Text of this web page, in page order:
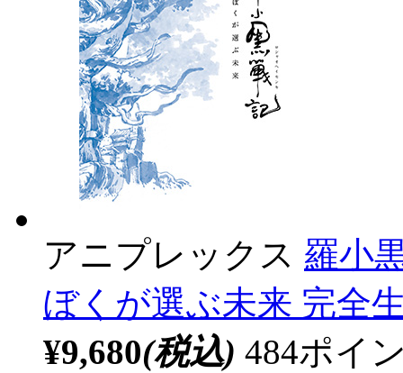
アニプレックス 羅小
ぼくが選ぶ未来 完全
¥9,680(税込) 484ポイ